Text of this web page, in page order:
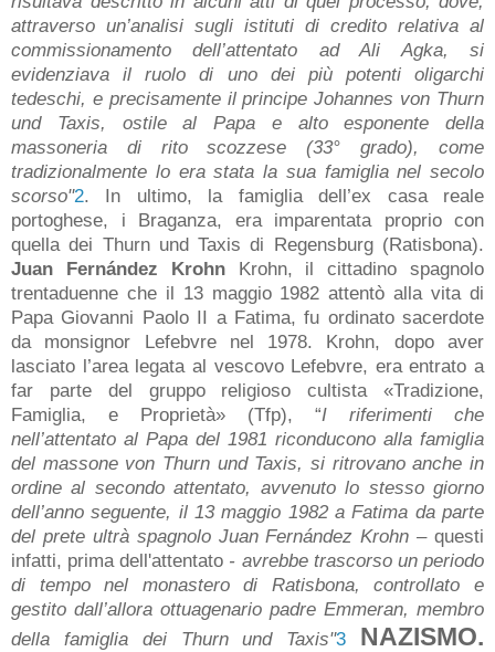
attraverso un’analisi sugli istituti di credito relativa al
commissionamento dell’attentato ad Ali Agka, si
evidenziava il ruolo di uno dei più potenti oligarchi
tedeschi, e precisamente il principe Johannes von Thurn
und Taxis, ostile al Papa e alto esponente della
massoneria di rito scozzese (33° grado), come
tradizionalmente lo era stata la sua famiglia nel secolo
scorso"2. In ultimo, la famiglia dell’ex casa reale
portoghese, i Braganza, era imparentata proprio con
quella dei Thurn und Taxis di Regensburg (Ratisbona).
Juan Fernández KrohnKrohn, il cittadino spagnolo
trentaduenne che il 13 maggio 1982 attentò alla vita di
Papa Giovanni Paolo II a Fatima, fu ordinato sacerdote
da monsignor Lefebvre nel 1978. Krohn, dopo aver
lasciato l’area legata al vescovo Lefebvre, era entrato a
far parte del gruppo religioso cultista «Tradizione,
Famiglia, e Proprietà» (Tfp), “I riferimenti che
nell’attentato al Papa del 1981 riconducono alla famiglia
del massone von Thurn und Taxis, si ritrovano anche in
ordine al secondo attentato, avvenuto lo stesso giorno
dell’anno seguente, il 13 maggio 1982 a Fatima da parte
del prete ultrà spagnolo Juan Fernández Krohn –questi
infatti, prima dell'attentato - avrebbe trascorso un periodo
di tempo nel monastero di Ratisbona, controllato e
gestito dall’allora ottuagenario padre Emmeran, membro
della famiglia dei Thurn und Taxis"3 NAZISMO.